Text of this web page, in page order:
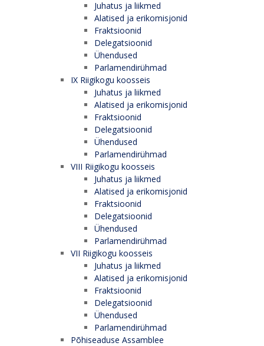
Juhatus ja liikmed
Alatised ja erikomisjonid
Fraktsioonid
Delegatsioonid
Ühendused
Parlamendirühmad
IX Riigikogu koosseis
Juhatus ja liikmed
Alatised ja erikomisjonid
Fraktsioonid
Delegatsioonid
Ühendused
Parlamendirühmad
VIII Riigikogu koosseis
Juhatus ja liikmed
Alatised ja erikomisjonid
Fraktsioonid
Delegatsioonid
Ühendused
Parlamendirühmad
VII Riigikogu koosseis
Juhatus ja liikmed
Alatised ja erikomisjonid
Fraktsioonid
Delegatsioonid
Ühendused
Parlamendirühmad
Põhiseaduse Assamblee